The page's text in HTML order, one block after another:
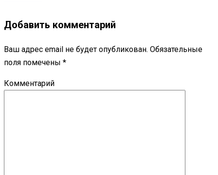
Добавить комментарий
Ваш адрес email не будет опубликован. Обязательные
поля помечены *
Комментарий